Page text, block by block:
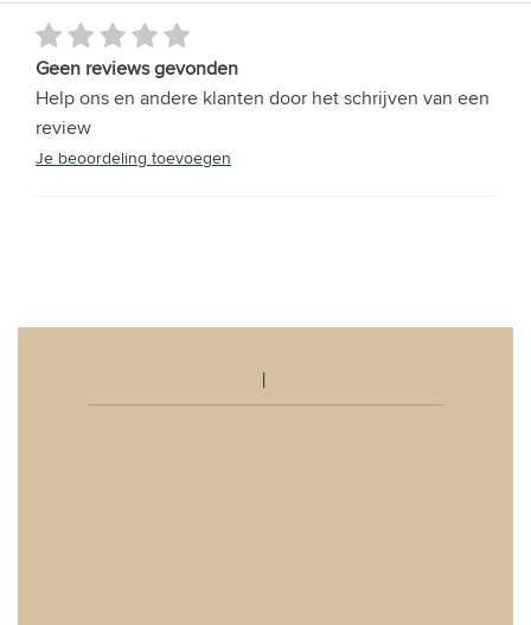
Geen reviews gevonden
Help ons en andere klanten door het schrijven van een
review
Je beoordeling toevoegen